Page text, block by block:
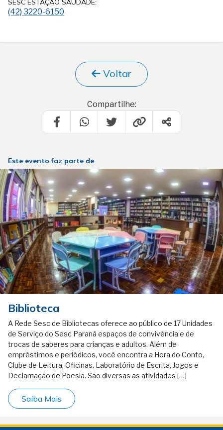
SESC ESTAÇÃO SAUDADE:
(42) 3220-6150
Voltar
Compartilhe:
Este evento faz parte de
Biblioteca
A Rede Sesc de Bibliotecas oferece ao público de 17 Unidades
de Serviço do Sesc Paraná espaços de convivência e de
trocas de saberes para crianças e adultos. Além de
empréstimos e periódicos, você encontra a Hora do Conto,
Clube de Leitura, Oficinas, Laboratório de Escrita, Jogos e
Declamação de Poesia. São diversas as atividades […]
Saiba Mais